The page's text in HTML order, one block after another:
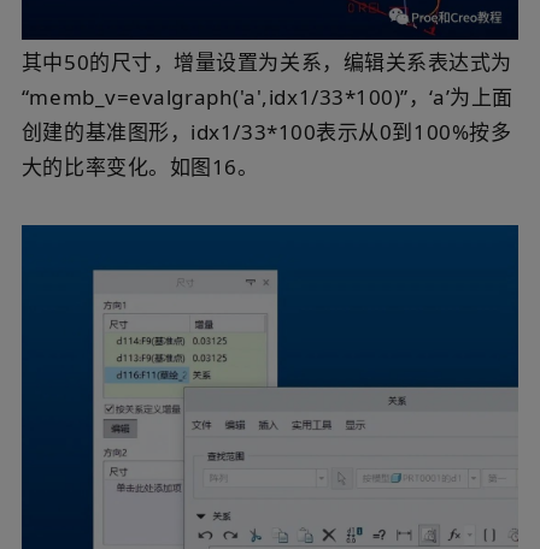
其中50的尺寸，增量设置为关系，编辑关系表达式为
“memb_v=evalgraph('a',idx1/33*100)”，‘a’为上面
创建的基准图形，idx1/33*100表示从0到100%按多
大的比率变化。如图16。